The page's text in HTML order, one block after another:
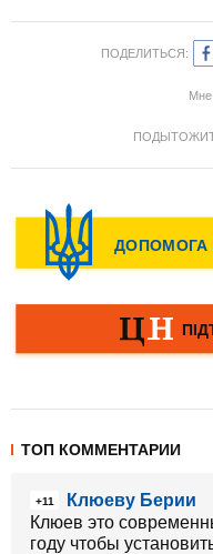
ПОДЕЛИТЬСЯ:
Мне
ТОП КОММЕНТАРИИ
+11
Клюеву Берии
Клюев это
году чтобы